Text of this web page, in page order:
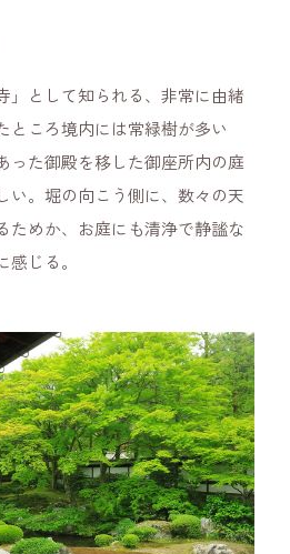
」として知られる、非常に由緒
ところ境内には常緑樹が多い
った御殿を移した御座所内の庭
い。堀の向こう側に、数々の天
ためか、お庭にも清浄で静謐な
じる。